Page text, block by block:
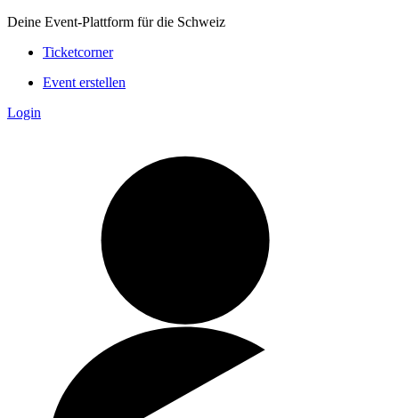
Deine Event-Plattform für die Schweiz
Ticketcorner
Event erstellen
Login